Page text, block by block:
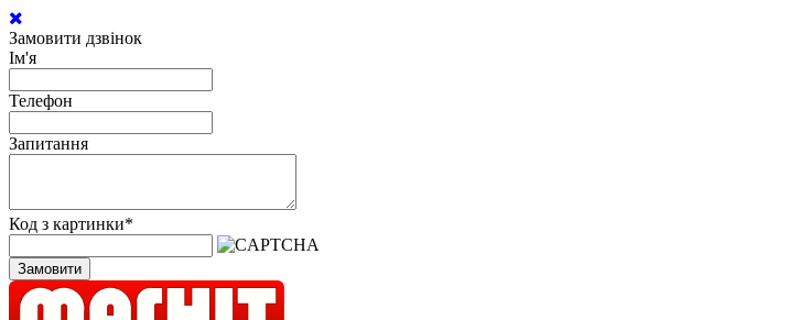
Замовити дзвінок
Ім'я
Телефон
Запитання
Код з картинки*
Замовити